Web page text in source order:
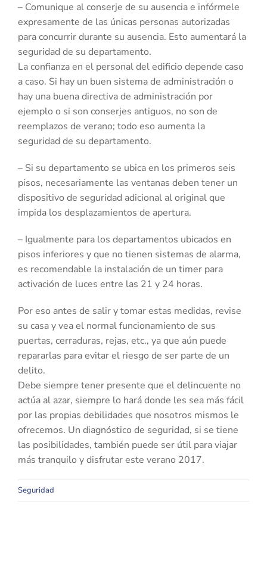
– Comunique al conserje de su ausencia e infórmele
expresamente de las únicas personas autorizadas
para concurrir durante su ausencia. Esto aumentará la
seguridad de su departamento.
La confianza en el personal del edificio depende caso
a caso. Si hay un buen sistema de administración o
hay una buena directiva de administración por
ejemplo o si son conserjes antiguos, no son de
reemplazos de verano; todo eso aumenta la
seguridad de su departamento.
– Si su departamento se ubica en los primeros seis
pisos, necesariamente las ventanas deben tener un
dispositivo de seguridad adicional al original que
impida los desplazamientos de apertura.
– Igualmente para los departamentos ubicados en
pisos inferiores y que no tienen sistemas de alarma,
es recomendable la instalación de un timer para
activación de luces entre las 21 y 24 horas.
Por eso antes de salir y tomar estas medidas, revise
su casa y vea el normal funcionamiento de sus
puertas, cerraduras, rejas, etc., ya que aún puede
repararlas para evitar el riesgo de ser parte de un
delito.
Debe siempre tener presente que el delincuente no
actúa al azar, siempre lo hará donde les sea más fácil
por las propias debilidades que nosotros mismos le
ofrecemos. Un diagnóstico de seguridad, si se tiene
las posibilidades, también puede ser útil para viajar
más tranquilo y disfrutar este verano 2017.
Seguridad